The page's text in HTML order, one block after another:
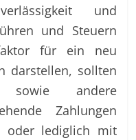
und
und Steuern
für ein neu
darstellen, sollten
sowie andere
Zahlungen
oder lediglich mit